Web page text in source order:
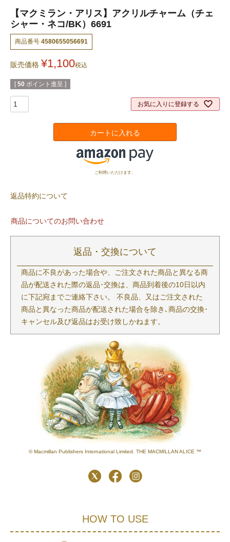
【マクミラン・アリス】アクリルチャーム（チェ
シャー・ネコ/BK）6691
商品番号 4580655056691
販売価格 ¥1,100税込
[ 50 ポイント進呈 ]
お気に入りに登録する
カートに入れる
ご利用いただけます。
返品特約について
商品についてのお問い合わせ
返品・交換について
商品に不良があった場合や、ご注文された商品と異なる商
品が配送された際の返品･交換は、商品到着後の10日以内
に下記宛までご連絡下さい。 不良品、又はご注文された
商品と異なった商品が配送された場合を除き､商品の交換･
キャンセル及び返品はお受け致しかねます。
© Macmillan Publishers International Limited. THE MACMILLAN ALICE ™
HOW TO USE